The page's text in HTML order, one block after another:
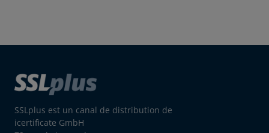
SSLplus est un canal de distribution de
icertificate GmbH